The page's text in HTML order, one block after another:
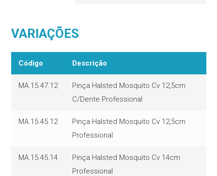
VARIAÇÕES
Código Descrição
MA.15.47.12
Pinça Halsted Mosquito Cv 12,5cm
C/Dente Professional
MA.15.45.12
Pinça Halsted Mosquito Cv 12,5cm
Professional
MA.15.45.14
Pinça Halsted Mosquito Cv 14cm
Professional